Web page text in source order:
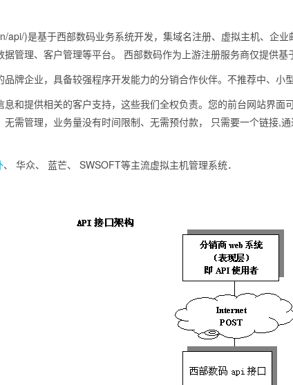
api/)是基于西部数码业务系统开发，集域名注册、虚拟主机、企
管理、客户管理等平台。 西部数码作为上游注册服务商仅提供基
牌企业，具备较强程序开发能力的分销合作伙伴。不推荐中、小
和提供相关的客户支持，这些我们全权负责。您的前台网站界
无需管理，业务量没有时间限制、无需预付款， 只需要一个链接,
、 华众、 蓝芒、 SWSOFT等主流虚拟主机管理系统．